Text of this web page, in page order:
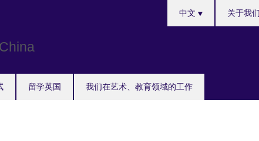
留学英国 我们在艺术、教育领域的工作
your
中文 关于我们